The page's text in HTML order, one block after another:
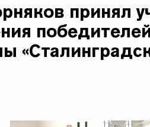
принял